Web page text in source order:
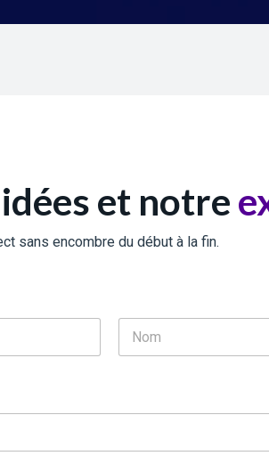
et notre
sans encombre du début à la fin.